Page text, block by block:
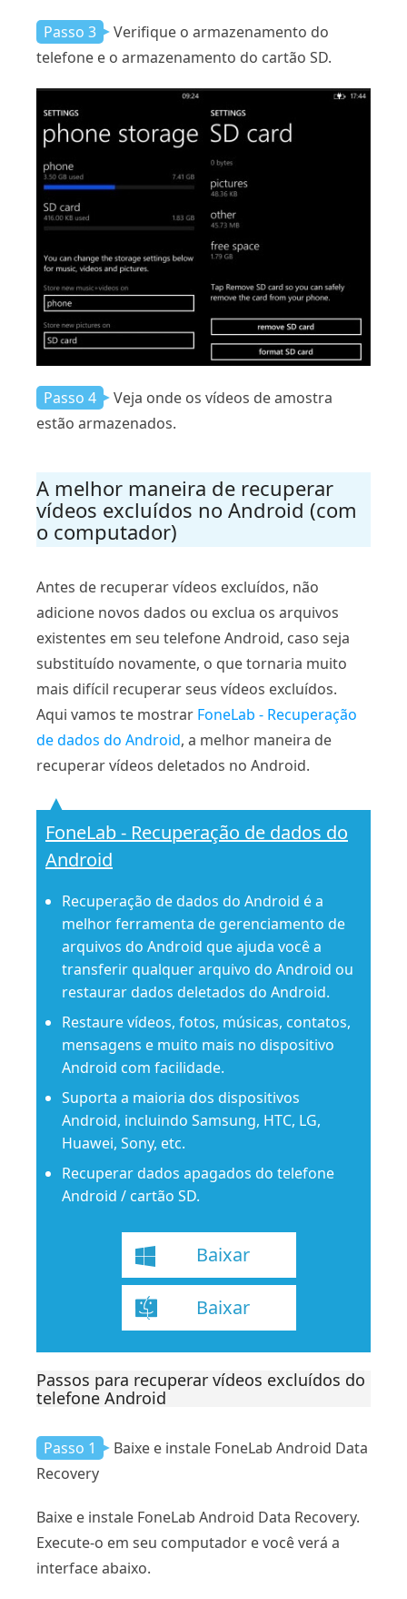
Passo 3
Verifique o armazenamento do
telefone e o armazenamento do cartão SD.
Passo 4
Veja onde os vídeos de amostra
estão armazenados.
A melhor maneira de recuperar
vídeos excluídos no Android (com
o computador)
Antes de recuperar vídeos excluídos, não
adicione novos dados ou exclua os arquivos
existentes em seu telefone Android, caso seja
substituído novamente, o que tornaria muito
mais difícil recuperar seus vídeos excluídos.
Aqui vamos te mostrar FoneLab - Recuperação
de dados do Android, a melhor maneira de
recuperar vídeos deletados no Android.
FoneLab - Recuperação de dados do
Android
Recuperação de dados do Android é a
melhor ferramenta de gerenciamento de
arquivos do Android que ajuda você a
transferir qualquer arquivo do Android ou
restaurar dados deletados do Android.
Restaure vídeos, fotos, músicas, contatos,
mensagens e muito mais no dispositivo
Android com facilidade.
Suporta a maioria dos dispositivos
Android, incluindo Samsung, HTC, LG,
Huawei, Sony, etc.
Recuperar dados apagados do telefone
Android / cartão SD.
Baixar
Baixar
Passos para recuperar vídeos excluídos do
telefone Android
Passo 1
Baixe e instale FoneLab Android Data
Recovery
Baixe e instale FoneLab Android Data Recovery.
Execute-o em seu computador e você verá a
interface abaixo.